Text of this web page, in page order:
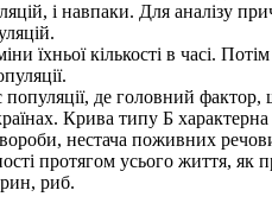
і навпаки. Для аналізу
їхньої кількості в часі.
де головний фактор,
Крива типу Б характерна
нестача поживних
протягом усього життя, як
риб.